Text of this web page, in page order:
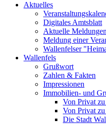
Aktuelles
Digitales Amtsblatt
Aktuelle Meldungen
Meldung einer
Wallenfelser
Wallenfels
Grußwort
Zahlen & Fakten
Impressionen
Immobilien- und
Von Privat
Von Privat
Die Stadt